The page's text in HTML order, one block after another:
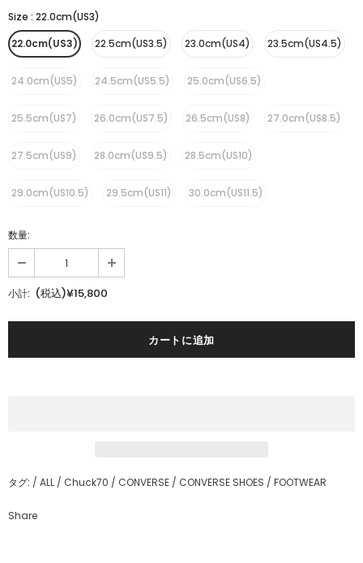
Size : 22.0cm(US3)
22.0cm(US3)
22.5cm(US3.5) 23.0cm(US4) 23.5cm(US4.5)
24.0cm(US5) 24.5cm(US5.5) 25.0cm(US6.5)
25.5cm(US7) 26.0cm(US7.5) 26.5cm(US8) 27.0cm(US8.5)
27.5cm(US9) 28.0cm(US9.5) 28.5cm(US10)
29.0cm(US10.5) 29.5cm(US11) 30.0cm(US11.5)
数量:
小計: (税込)¥15,800
タグ: / ALL / Chuck70 / CONVERSE / CONVERSE SHOES / FOOTWEAR
Share